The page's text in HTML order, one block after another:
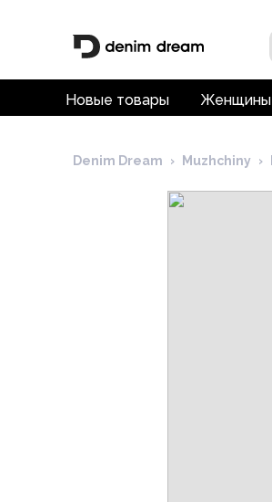
Новые товары Женщины
Denim Dream › Muzhchiny ›